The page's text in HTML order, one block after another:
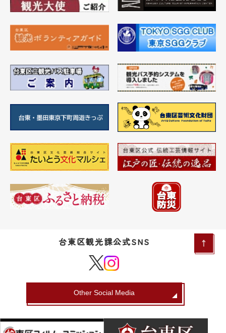
台東区観光課公式SNS
Other Social Media